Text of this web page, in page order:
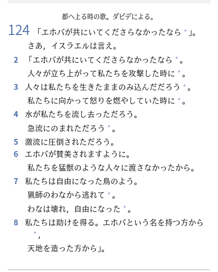
都へ上る時の歌。ダビデによる。
124 「エホバが共にいてくださらなかったなら + 」。
さあ，イスラエルは言え。
2
「エホバが共にいてくださらなかったなら + 。
人々が立ち 上がって私たちを攻撃した時に + 。
3
人々 は私たちを生きたままのみ込んだだろう + 。
私たちに向かって怒りを燃やしていた時に + 。
4
水が私たちを流し去っただろう。
急流にのまれただろう + 。
5
激流に圧倒されただろう。
6
エホバが賛美されますように。
私たちを猛獣のような人々 に渡さなかったから。
7
私たちは自由になった鳥のよう。
猟師のわなから逃れて + 。
わなは壊れ， 自由になった + 。
8
私たちは助けを得る。エホバという名を持つ方から
+ ，
天地を造った方から」。